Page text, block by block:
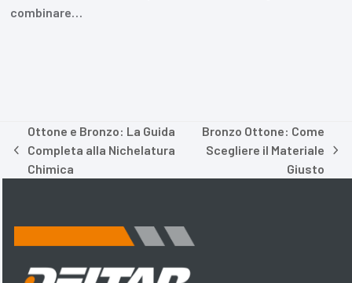
combinare…
post
precedente:
Ottone e Bronzo: La Guida
Completa alla Nichelatura
Chimica
articolo
successivo:
Bronzo Ottone: Come
Scegliere il Materiale
Giusto